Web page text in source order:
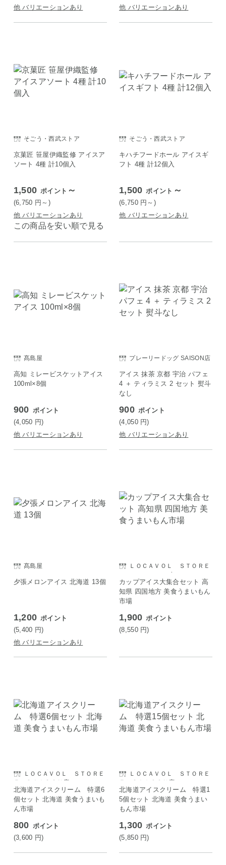
他 バリエーションあり 他 バリエーションあり
そごう・西武ストア
京菓匠 笹屋伊織監修 アイスア
ソート 4種 計10個入
1,500 ポイント ～
(6,750 円 ～)
他 バリエーションあり
この商品を安い順で見る
そごう・西武ストア
キハチフードホール アイスギ
フト 4種 計12個入
1,500 ポイント ～
(6,750 円 ～)
他 バリエーションあり
髙島屋
高知 ミレービスケットアイス
100ml×8個
900 ポイント
(4,050 円)
他 バリエーションあり
プレーリードッグ SAISON店
アイス 抹茶 京都 宇治 パフェ
4 ＋ ティラミス 2 セット 熨斗
なし
900 ポイント
(4,050 円)
他 バリエーションあり
髙島屋
夕張メロンアイス 北海道 13個
1,200 ポイント
(5,400 円)
他 バリエーションあり
ＬＯＣＡＶＯＬ ＳＴＯＲＥ
Ｅ ＳＡＩＳＯＮ店
カップアイス大集合セット 高
知県 四国地方 美食うまいもん
市場
1,900 ポイント
(8,550 円)
ＬＯＣＡＶＯＬ ＳＴＯＲＥ
Ｅ ＳＡＩＳＯＮ店
北海道アイスクリーム 特選6
個セット 北海道 美食うまいも
ん市場
800 ポイント
(3,600 円)
ＬＯＣＡＶＯＬ ＳＴＯＲＥ
Ｅ ＳＡＩＳＯＮ店
北海道アイスクリーム 特選1
5個セット 北海道 美食うまい
もん市場
1,300 ポイント
(5,850 円)